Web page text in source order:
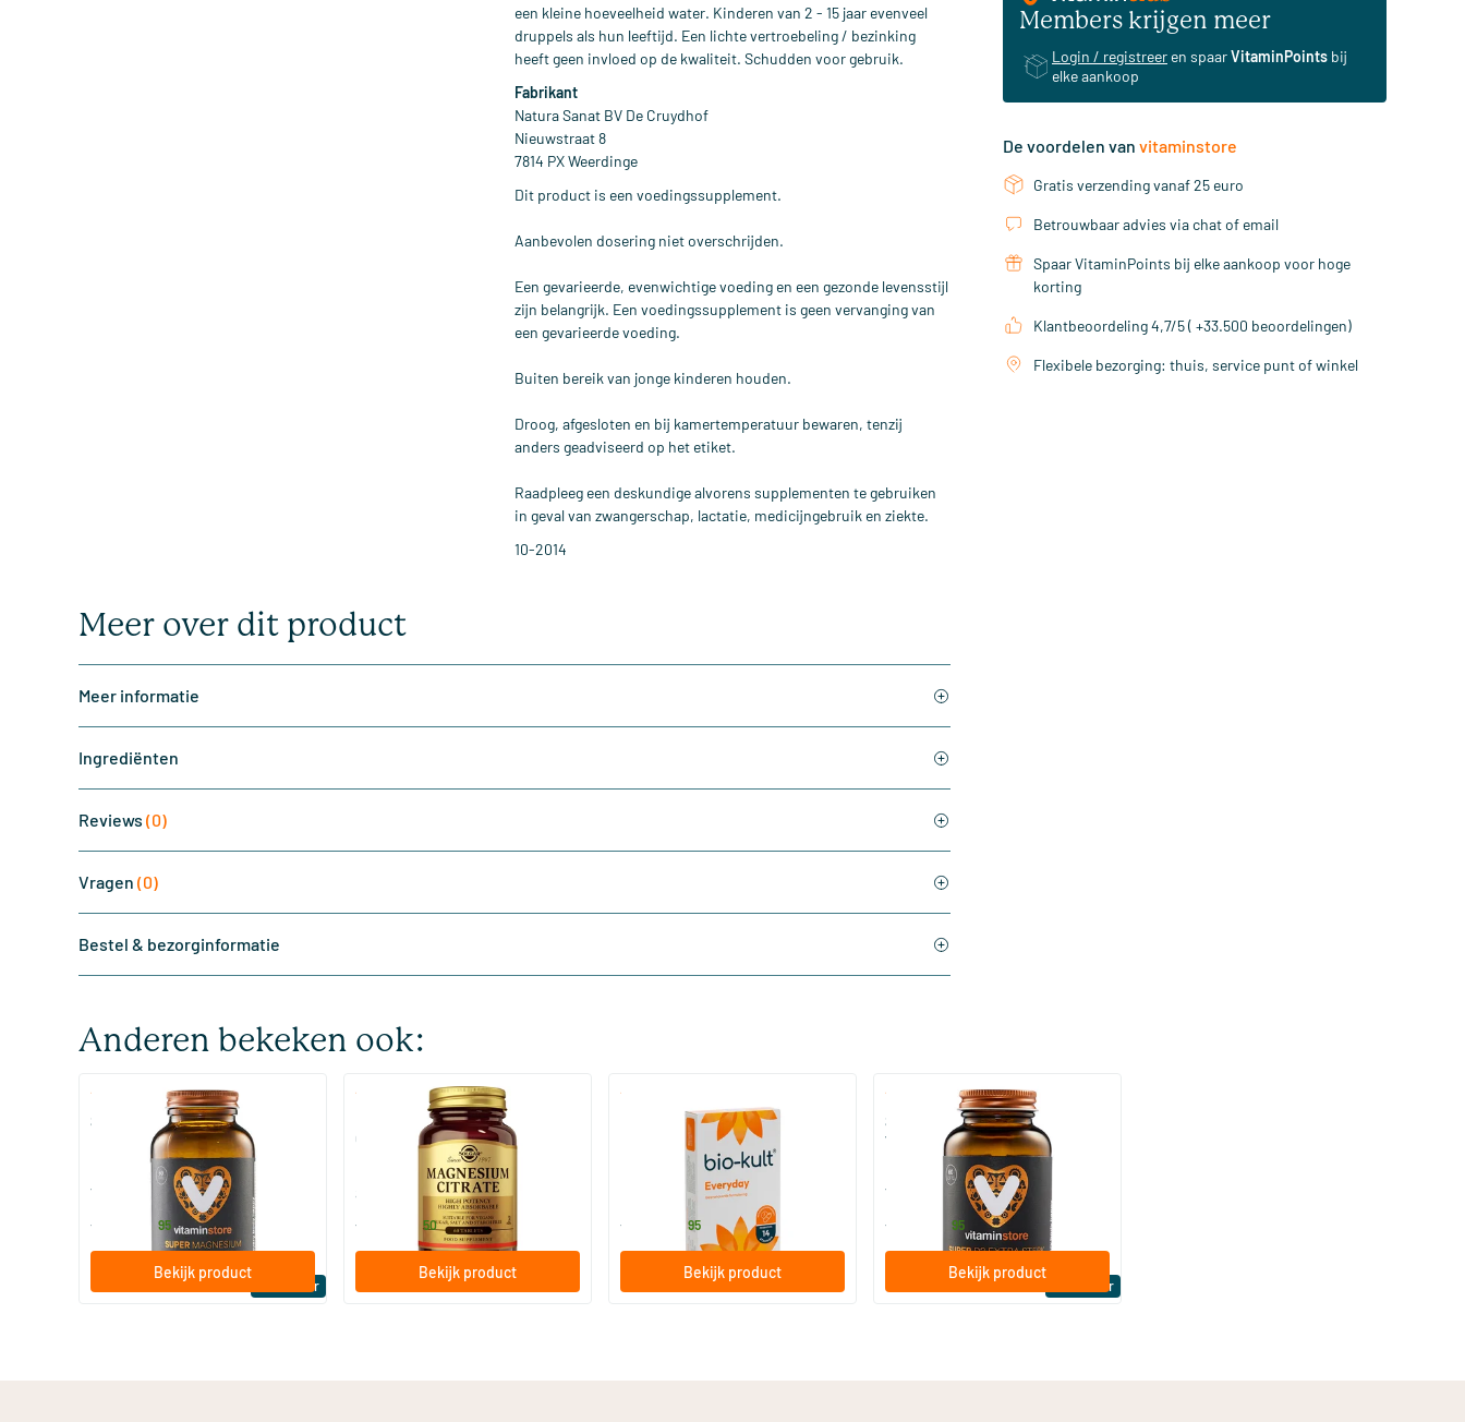
een kleine hoeveelheid water. Kinderen van 2 - 15 jaar evenveel
druppels als hun leeftijd. Een lichte vertroebeling / bezinking
heeft geen invloed op de kwaliteit. Schudden voor gebruik.
Fabrikant
Natura Sanat BV De Cruydhof
Nieuwstraat 8
7814 PX Weerdinge
Dit product is een voedingssupplement.
Aanbevolen dosering niet overschrijden.
Een gevarieerde, evenwichtige voeding en een gezonde levensstijl
zijn belangrijk. Een voedingssupplement is geen vervanging van
een gevarieerde voeding.
Buiten bereik van jonge kinderen houden.
Droog, afgesloten en bij kamertemperatuur bewaren, tenzij
anders geadviseerd op het etiket.
Raadpleeg een deskundige alvorens supplementen te gebruiken
in geval van zwangerschap, lactatie, medicijngebruik en ziekte.
10-2014
Meer over dit product
Meer informatie
Ingrediënten
Reviews (0)
Vragen (0)
Bestel & bezorginformatie
Members krijgen meer
Login / registreer en spaarVitaminPoints bij
elke aankoop
De voordelen van vitaminstore
Gratis verzending vanaf 25 euro
Betrouwbaar advies via chat of email
Spaar VitaminPoints bij elke aankoop voor hoge
korting
Klantbeoordeling 4,7/5 ( +33.500 beoordelingen)
Flexibele bezorging: thuis, service punt of winkel
Anderen bekeken ook:
Bestseller
(510)
Super Magnesium
60/​120 tabletten
Vitaminstore
vanaf 95
Bekijk product
(287)
Magnesium Citrate (Magnesium
Citraat)
60/​120 tabletten
Solgar Vitamins
vanaf 50
Bekijk product
Bio-Kult Probiotica
30/​60/​120 capsules
vanaf .95
Bekijk product
Bestseller
(158)
Super D3 Extra Sterk 75 mcg
vitamine D
60/​120 softgels
Vitaminstore
vanaf 95
Bekijk product